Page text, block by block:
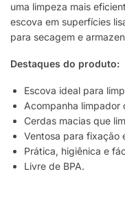
uma limpeza mais
escova em superfícies
para secagem e
Destaques do produto:
Escova ideal para
Acompanha limpador
Cerdas macias que
Ventosa para fixação
Prática, higiênica e
Livre de BPA.